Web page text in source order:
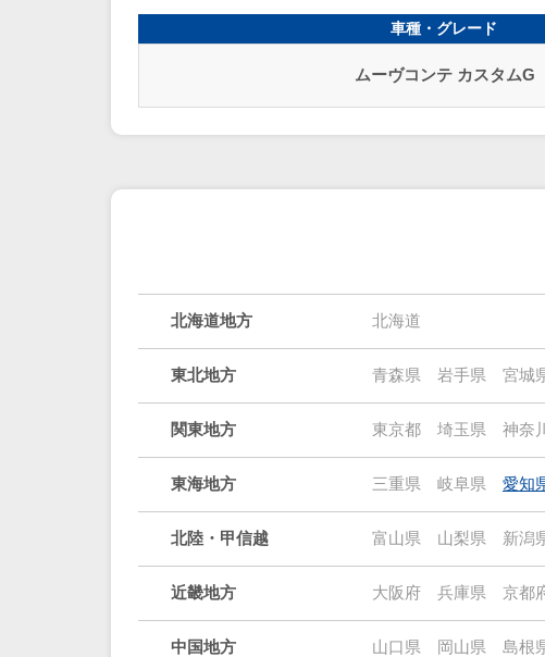
車種・グレード
ムーヴコンテ カスタムG
北海道地方 北海道
東北地方 青森県 岩手県 宮城
関東地方 東京都 埼玉県 神奈
東海地方 三重県 岐阜県 愛知
北陸・甲信越 富山県 山梨県 新潟
近畿地方 大阪府 兵庫県 京都
中国地方 山口県 岡山県 島根